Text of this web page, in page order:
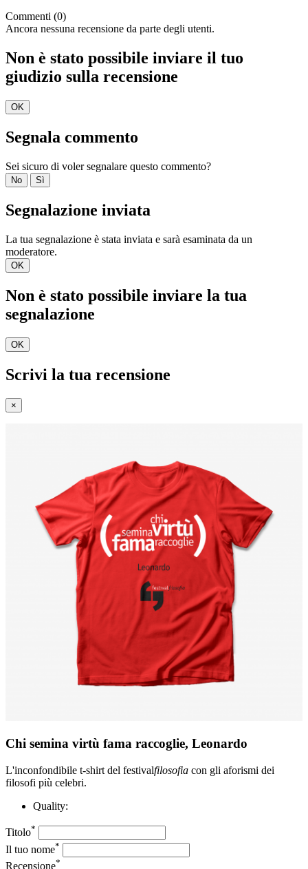
Commenti (0)
Ancora nessuna recensione da parte degli utenti.
Non è stato possibile inviare il tuo
giudizio sulla recensione
OK
Segnala commento
Sei sicuro di voler segnalare questo commento?
No Sì
Segnalazione inviata
La tua segnalazione è stata inviata e sarà esaminata da un
moderatore.
OK
Non è stato possibile inviare la tua
segnalazione
OK
Scrivi la tua recensione
×
Chi semina virtù fama raccoglie, Leonardo
L'inconfondibile t-shirt del festivalfilosofia con gli aforismi dei
filosofi più celebri.
Quality:
Titolo*
Il tuo nome*
Recensione*